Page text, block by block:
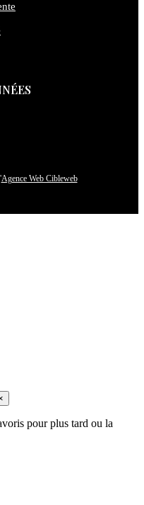
Agence Web Cibleweb
pour plus tard ou la